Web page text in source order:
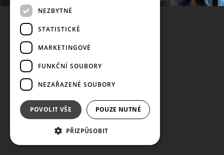
NEZBYTNÉ
STATISTICKÉ
MARKETINGOVÉ
FUNKČNÍ SOUBORY
NEZAŘAZENÉ SOUBORY
POVOLIT VŠE POUZE NUTNÉ
PŘIZPŮSOBIT